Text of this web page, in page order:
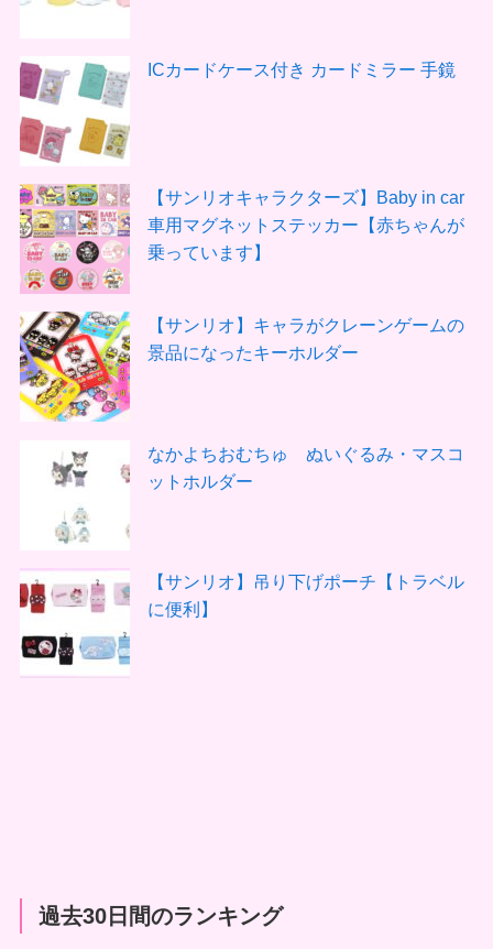
ICカードケース付き カードミラー 手鏡
【サンリオキャラクターズ】Baby in car
車用マグネットステッカー【赤ちゃんが
乗っています】
【サンリオ】キャラがクレーンゲームの
景品になったキーホルダー
なかよちおむちゅ ぬいぐるみ・マスコ
ットホルダー
【サンリオ】吊り下げポーチ【トラベル
に便利】
過去30日間のランキング